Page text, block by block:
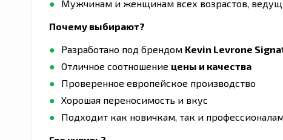
Мужчинам и женщинам всех возрастов,
Почему выбирают?
Разработано под брендом Kevin Levrone
Отличное соотношение цены и качества
Проверенное европейское производство
Хорошая переносимость и вкус
Подходит как новичкам, так и